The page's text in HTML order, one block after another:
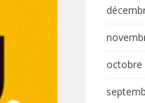
octobre